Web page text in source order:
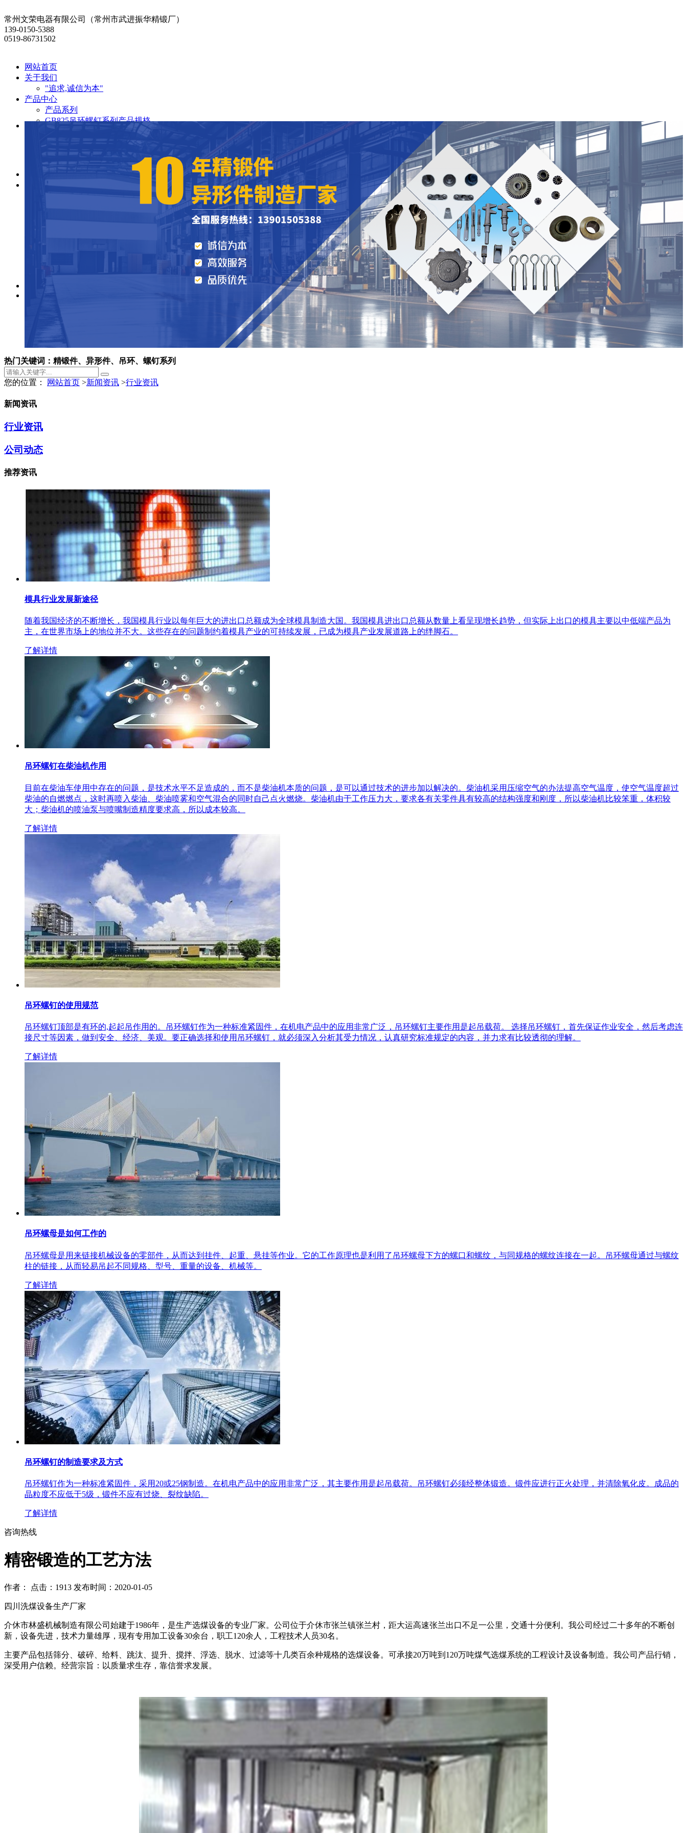
常州文荣电器有限公司（常州市武进振华精锻厂）
139-0150-5388
0519-86731502
网站首页
关于我们
"追求,诚信为本"
产品中心
产品系列
GB825吊环螺钉系列产品规格
JIS1169吊环螺帽系列产品规格
JIS1168吊环螺钉系列产品规格
DIN582吊环螺帽系列产品规格
DIN580吊环螺钉系列产品规格
荣誉资质
新闻资讯
行业资讯
联系我们
热门关键词：精锻件、异形件、吊环、螺钉系列
您的位置： 网站首页 >新闻资讯 >行业资讯
新闻资讯
行业资讯
公司动态
推荐资讯
模具行业发展新途径
随着我国经济的不断增长，我国模具行业以每年巨大的进出口总额成为全球模具制造大国。我国模具进出口总额从数量上看呈现增长趋势，但实际上出口的模具主要以中低端产品为
主，在世界市场上的地位并不大。这些存在的问题制约着模具产业的可持续发展，已成为模具产业发展道路上的绊脚石。
了解详情
吊环螺钉在柴油机作用
目前在柴油车使用中存在的问题，是技术水平不足造成的，而不是柴油机本质的问题，是可以通过技术的进步加以解决的。柴油机采用压缩空气的办法提高空气温度，使空气温度超过
柴油的自燃燃点，这时再喷入柴油、柴油喷雾和空气混合的同时自己点火燃烧。柴油机由于工作压力大，要求各有关零件具有较高的结构强度和刚度，所以柴油机比较笨重，体积较
大；柴油机的喷油泵与喷嘴制造精度要求高，所以成本较高。
了解详情
吊环螺钉的使用规范
吊环螺钉顶部是有环的,起起吊作用的。吊环螺钉作为一种标准紧固件，在机电产品中的应用非常广泛，吊环螺钉主要作用是起吊载荷。 选择吊环螺钉，首先保证作业安全，然后考虑连
接尺寸等因素，做到安全、经济、美观。要正确选择和使用吊环螺钉，就必须深入分析其受力情况，认真研究标准规定的内容，并力求有比较透彻的理解。
了解详情
吊环螺母是如何工作的
吊环螺母是用来链接机械设备的零部件，从而达到挂件、起重、悬挂等作业。它的工作原理也是利用了吊环螺母下方的螺口和螺纹，与同规格的螺纹连接在一起。吊环螺母通过与螺纹
柱的链接，从而轻易吊起不同规格、型号、重量的设备、机械等。
了解详情
吊环螺钉的制造要求及方式
吊环螺钉作为一种标准紧固件，采用20或25钢制造。在机电产品中的应用非常广泛，其主要作用是起吊载荷。吊环螺钉必须经整体锻造。锻件应进行正火处理，并清除氧化皮。成品的
晶粒度不应低于5级，锻件不应有过烧、裂纹缺陷。
了解详情
咨询热线
精密锻造的工艺方法
作者： 点击：1913 发布时间：2020-01-05
四川洗煤设备生产厂家
介休市林盛机械制造有限公司始建于1986年，是生产选煤设备的专业厂家。公司位于介休市张兰镇张兰村，距大运高速张兰出口不足一公里，交通十分便利。我公司经过二十多年的不断创
新，设备先进，技术力量雄厚，现有专用加工设备30余台，职工120余人，工程技术人员30名。
主要产品包括筛分、破碎、给料、跳汰、提升、搅拌、浮选、脱水、过滤等十几类百余种规格的选煤设备。可承接20万吨到120万吨煤气选煤系统的工程设计及设备制造。我公司产品行销，
深受用户信赖。经营宗旨：以质量求生存，靠信誉求发展。